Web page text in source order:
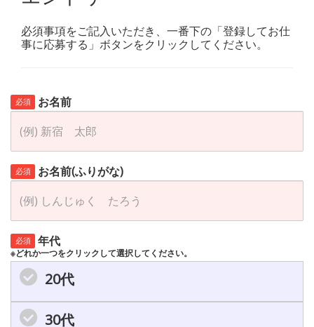
必須事項をご記入いただき、一番下の「登録してお仕
事に応募する」ボタンをクリックしてください。
必須 お名前
必須 お名前(ふりがな)
必須 年代
※どれか一つをクリックして選択してください。
20代
30代